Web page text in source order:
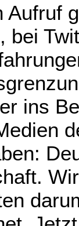
Aufruf
bei
ins